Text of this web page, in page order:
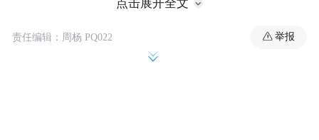
点击展开全文
责任编辑：周杨 PQ022 举报